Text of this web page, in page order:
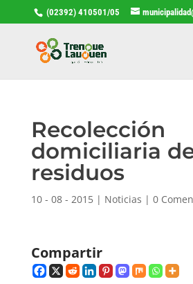
(02392) 410501/05
Recolección
domiciliaria
residuos
10 - 08 - 2015| Noticias | 0
Compartir